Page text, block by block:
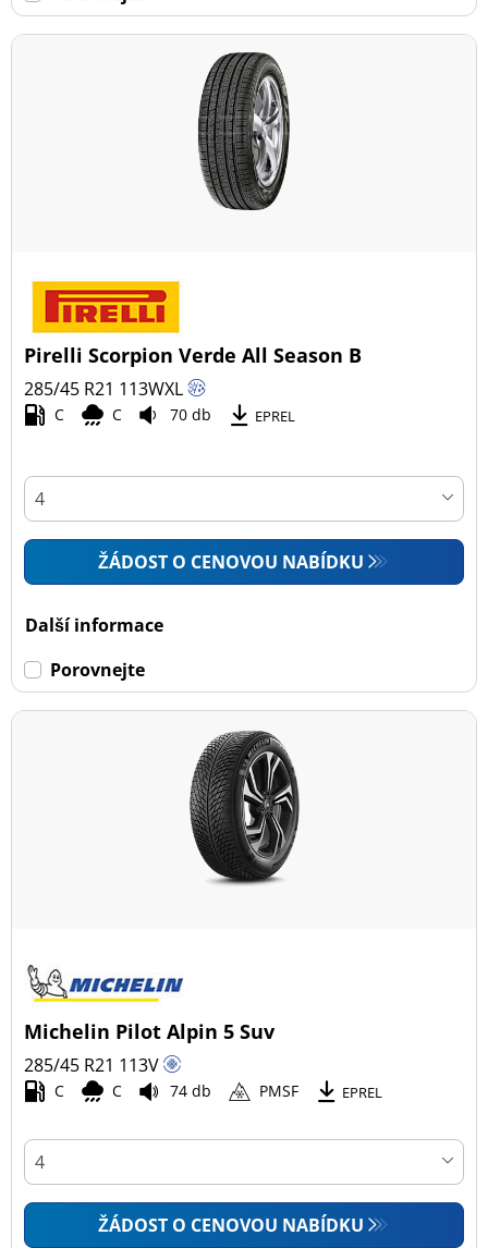
Pirelli Scorpion Verde All Season B
285/45 R21 113WXL
C C 70 db EPREL
ŽÁDOST O CENOVOU NABÍDKU
Další informace
Porovnejte
Michelin Pilot Alpin 5 Suv
285/45 R21 113V
C C 74 db PMSF EPREL
ŽÁDOST O CENOVOU NABÍDKU